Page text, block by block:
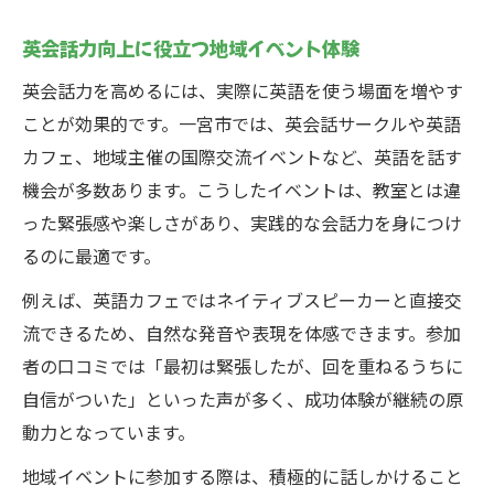
英会話力向上に役立つ地域イベント体験
英会話力を高めるには、実際に英語を使う場面を増やす
ことが効果的です。一宮市では、英会話サークルや英語
カフェ、地域主催の国際交流イベントなど、英語を話す
機会が多数あります。こうしたイベントは、教室とは違
った緊張感や楽しさがあり、実践的な会話力を身につけ
るのに最適です。
例えば、英語カフェではネイティブスピーカーと直接交
流できるため、自然な発音や表現を体感できます。参加
者の口コミでは「最初は緊張したが、回を重ねるうちに
自信がついた」といった声が多く、成功体験が継続の原
動力となっています。
地域イベントに参加する際は、積極的に話しかけること